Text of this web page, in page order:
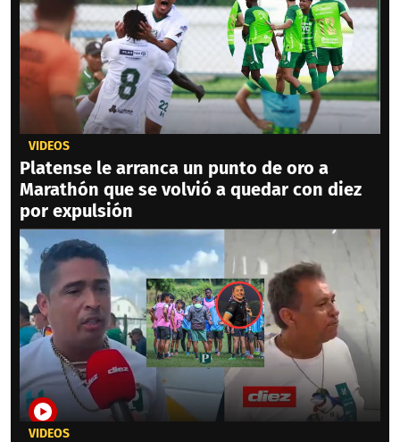
VIDEOS
Platense le arranca un punto de oro a
Marathón que se volvió a quedar con diez
por expulsión
VIDEOS